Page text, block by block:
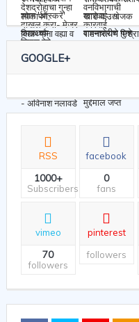
GOOGLE+
RSS
1000+
Subscribers
facebook
0
fans
vimeo
70
followers
pinterest
followers